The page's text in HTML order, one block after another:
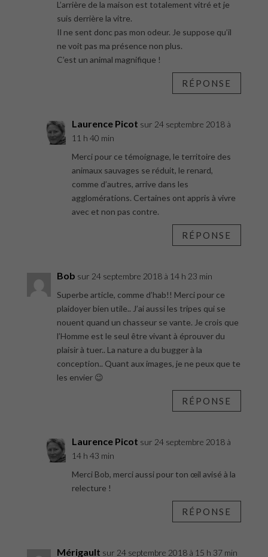
L’arrière de la maison est totalement vitré et je
suis derrière la vitre.
Il ne sent donc pas mon odeur. Je suppose qu’il
ne voit pas ma présence non plus.
C’est un animal magnifique !
RÉPONSE
Laurence Picot sur 24 septembre 2018 à
11 h 40 min
Merci pour ce témoignage, le territoire des
animaux sauvages se réduit, le renard,
comme d’autres, arrive dans les
agglomérations. Certaines ont appris à vivre
avec et non pas contre.
RÉPONSE
Bob sur 24 septembre 2018 à 14 h 23 min
Superbe article, comme d’hab!! Merci pour ce
plaidoyer bien utile.. J’ai aussi les tripes qui se
nouent quand un chasseur se vante. Je crois que
l’Homme est le seul être vivant à éprouver du
plaisir à tuer.. La nature a du bugger à la
conception.. Quant aux images, je ne peux que te
les envier 😉
RÉPONSE
Laurence Picot sur 24 septembre 2018 à
14 h 43 min
Merci Bob, merci aussi pour ton œil avisé à la
relecture !
RÉPONSE
Mérigault sur 24 septembre 2018 à 15 h 37 min